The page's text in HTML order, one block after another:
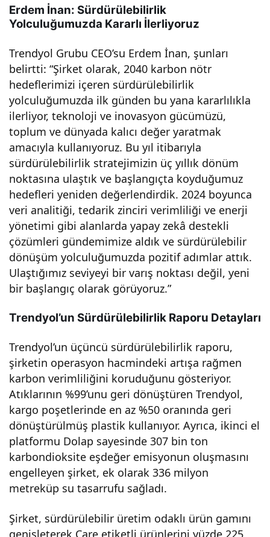
Erdem İnan: Sürdürülebilirlik
Yolculuğumuzda Kararlı İlerliyoruz
Trendyol Grubu CEO’su Erdem İnan, şunları
belirtti: “Şirket olarak, 2040 karbon nötr
hedeflerimizi içeren sürdürülebilirlik
yolculuğumuzda ilk günden bu yana kararlılıkla
ilerliyor, teknoloji ve inovasyon gücümüzü,
toplum ve dünyada kalıcı değer yaratmak
amacıyla kullanıyoruz. Bu yıl itibarıyla
sürdürülebilirlik stratejimizin üç yıllık dönüm
noktasına ulaştık ve başlangıçta koyduğumuz
hedefleri yeniden değerlendirdik. 2024 boyunca
veri analitiği, tedarik zinciri verimliliği ve enerji
yönetimi gibi alanlarda yapay zekâ destekli
çözümleri gündemimize aldık ve sürdürülebilir
dönüşüm yolculuğumuzda pozitif adımlar attık.
Ulaştığımız seviyeyi bir varış noktası değil, yeni
bir başlangıç olarak görüyoruz.”
Trendyol’un Sürdürülebilirlik Raporu Detayları
Trendyol’un üçüncü sürdürülebilirlik raporu,
şirketin operasyon hacmindeki artışa rağmen
karbon verimliliğini koruduğunu gösteriyor.
Atıklarının %99’unu geri dönüştüren Trendyol,
kargo poşetlerinde en az %50 oranında geri
dönüştürülmüş plastik kullanıyor. Ayrıca, ikinci el
platformu Dolap sayesinde 307 bin ton
karbondioksite eşdeğer emisyonun oluşmasını
engelleyen şirket, ek olarak 336 milyon
metreküp su tasarrufu sağladı.
Şirket, sürdürülebilir üretim odaklı ürün gamını
genişleterek Care etiketli ürünlerini yüzde 225
e
tu
bir
çalı
şma
orta
mı
oluş